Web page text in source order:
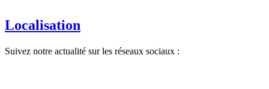
Localisation
Suivez notre actualité sur les réseaux sociaux :